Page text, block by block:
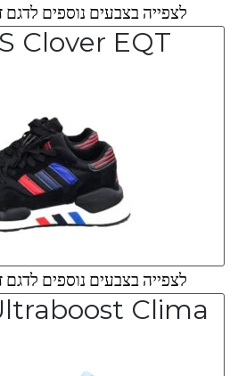
לצפייה בצבעים נוספים
Clover EQT
לצפייה בצבעים נוספים
Clima